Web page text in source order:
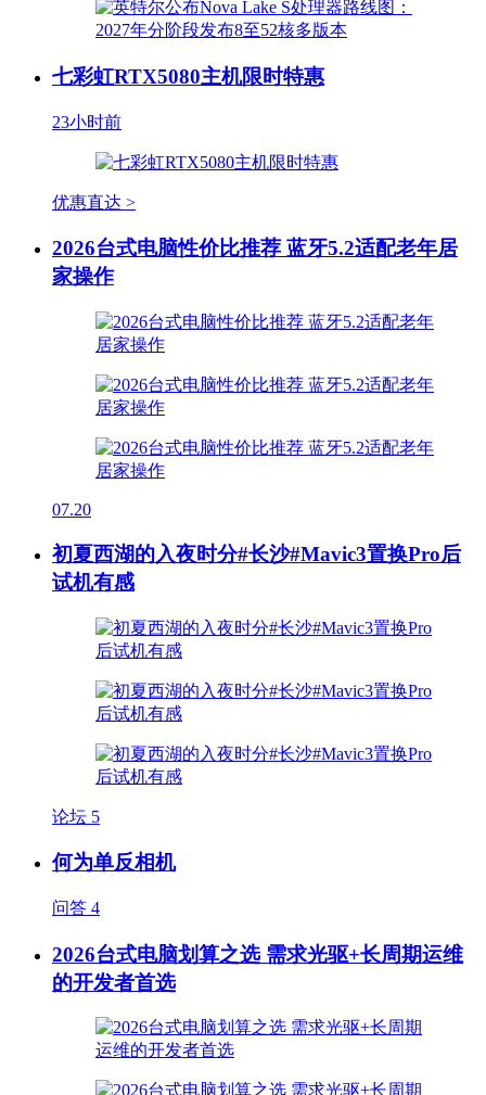
七彩虹RTX5080主机限时特惠
23小时前
优惠直达 >
2026台式电脑性价比推荐 蓝牙5.2适配老年居
家操作
07.20
初夏西湖的入夜时分#长沙#Mavic3置换Pro后
试机有感
论坛 5
何为单反相机
问答 4
2026台式电脑划算之选 需求光驱+长周期运维
的开发者首选